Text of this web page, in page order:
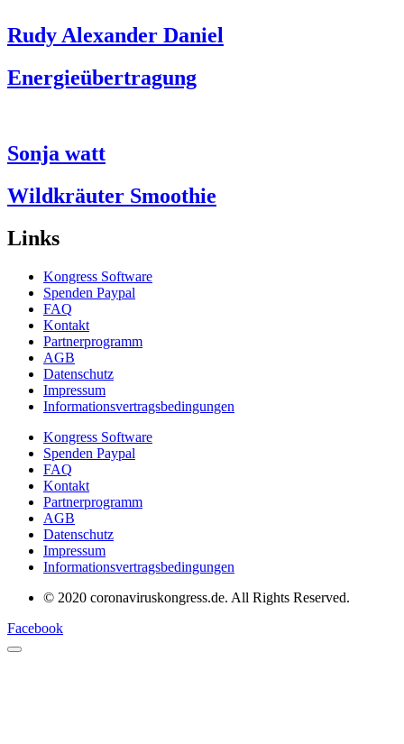
Rudy Alexander Daniel
Energieübertragung
Sonja watt
Wildkräuter Smoothie
Links
Kongress Software
Spenden Paypal
FAQ
Kontakt
Partnerprogramm
AGB
Datenschutz
Impressum
Informationsvertragsbedingungen
Kongress Software
Spenden Paypal
FAQ
Kontakt
Partnerprogramm
AGB
Datenschutz
Impressum
Informationsvertragsbedingungen
© 2020 coronaviruskongress.de. All Rights Reserved.
Facebook